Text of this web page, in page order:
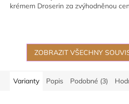
krémem Droserin za zvýhodněnou
ZOBRAZIT VŠECHNY
Varianty Popis Podobné (3)